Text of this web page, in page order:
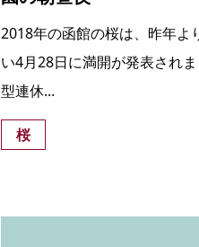
2018年の函館の桜は、昨年よ
い4月28日に満開が発表され
型連休...
桜